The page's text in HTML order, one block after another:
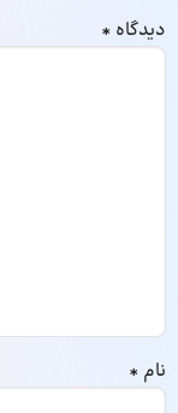
دیدگاه *
نام *